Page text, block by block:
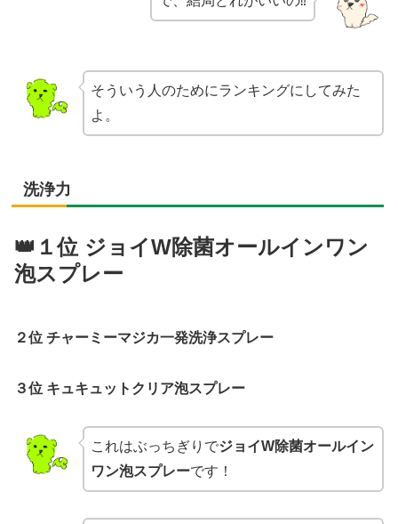
そういう人のためにランキングにしてみた
よ。
洗浄力
👑１位 ジョイW除菌オールインワン
泡スプレー
２位 チャーミーマジカ一発洗浄スプレー
３位 キュキュットクリア泡スプレー
これはぶっちぎりでジョイW除菌オールイン
ワン泡スプレーです！